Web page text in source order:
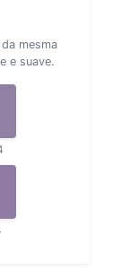
mesma
e suave.